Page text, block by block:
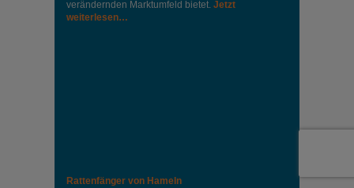
verändernden Marktumfeld bietet. Jetzt
weiterlesen…
Rattenfänger von Hameln